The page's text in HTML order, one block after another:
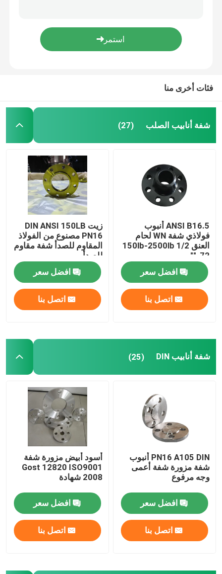
الشفاه القياسية GOST
شفة EN 1092
JIS B2220 شفة
شفة الفولاذ المقاوم للصدأ
تجهيزات أنابيب الفولاذ المقاوم للصدأ
الكوع تركيبات الأنابيب
غطاء تجهيزات الأنابيب
تجهيزات الأنابيب تي
مخفض تجهيزات الأنابيب
أنبوب من الصلب الكاربوني
فئات أخرى منا
شفة أنابيب الصلب (27)
ANSI B16.5 أنبوب
فولاذي شفة WN لحام
العنق 150lb-2500lb 1/2
"-72"
افضل سعر
اتصل بنا
زيت DIN ANSI 150LB
PN16 مصنوع من الفولاذ
المقاوم للصدأ شفة مقاوم
للصدأ ،
افضل سعر
اتصل بنا
شفة أنابيب DIN (25)
PN16 A105 DIN أنبوب
شفة مزورة شفة أعمى
وجه مرفوع
افضل سعر
اتصل بنا
أسود أبيض مزورة شفة
Gost 12820 ISO9001
2008 شهادة
افضل سعر
اتصل بنا